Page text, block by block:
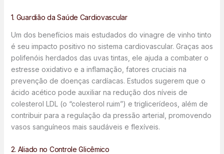
1. Guardião da Saúde Cardiovascular
Um dos benefícios mais estudados do vinagre de vinho tinto
é seu impacto positivo no sistema cardiovascular. Graças aos
polifenóis herdados das uvas tintas, ele ajuda a combater o
estresse oxidativo e a inflamação, fatores cruciais na
prevenção de doenças cardíacas. Estudos sugerem que o
ácido acético pode auxiliar na redução dos níveis de
colesterol LDL (o “colesterol ruim”) e triglicerídeos, além de
contribuir para a regulação da pressão arterial, promovendo
vasos sanguíneos mais saudáveis e flexíveis.
2. Aliado no Controle Glicêmico